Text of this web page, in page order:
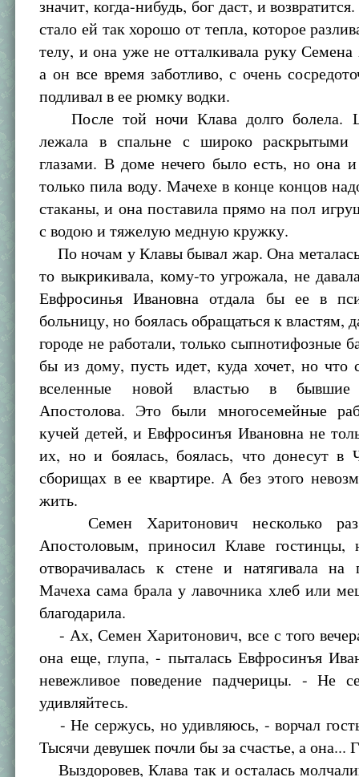
значит, когда-нибудь, бог даст, и
стало ей так хорошо от тепла, которое
телу, и она уже не отталкивала руку
а он все время заботливо, с очень
подливал в ее рюмку водки.
После той ночи Клава долго болела.
лежала в спальне с широко
глазами. В доме нечего было есть, но она
только пила воду. Мачехе в конце концов
стаканы, и она поставила прямо на пол
с водою и тяжелую медную кружку.
По ночам у Клавы бывал жар. Она
то выкрикивала, кому-то угрожала, не
Евфросинья Ивановна отдала бы ее в
больницу, но боялась обращаться к властям,
городе не работали, только сыпнотифозные
бы из дому, пусть идет, куда хочет, но что
вселенные новой властью в бывшие
Апостолова. Это были многосемейные
кучей детей, и Евфросинъя Ивановна не
их, но и боялась, боялась, что донесут в
сборищах в ее квартире. А без этого
жить.
Семен Харитонович несколько
Апостоловым, приносил Клаве гостинцы,
отворачивалась к стене и натягивала на
Мачеха сама брала у лавочника хлеб или
благодарила.
- Ах, Семен Харитонович, все с того
она еще, глупа, - пыталась Евфросинъя
невежливое поведение падчерицы. - Не
удивляйтесь.
- Не сержусь, но удивляюсь, - ворчал
Тысячи девушек почли бы за счастье, а она...
Выздоровев, Клава так и осталась